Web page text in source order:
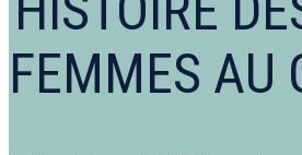
FEMMES AU